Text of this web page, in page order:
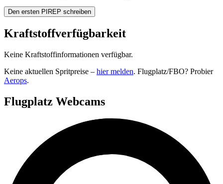
Den ersten PIREP schreiben
Kraftstoffverfügbarkeit
Keine Kraftstoffinformationen verfügbar.
Keine aktuellen Spritpreise – hier melden. Flugplatz/FBO? Probier
Aerops.
Flugplatz Webcams